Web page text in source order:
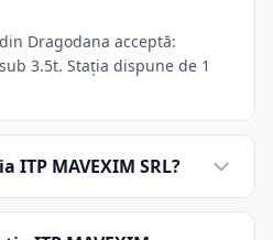
Dragodana acceptă:
3.5t. Stația dispune de 1
ITP MAVEXIM SRL?